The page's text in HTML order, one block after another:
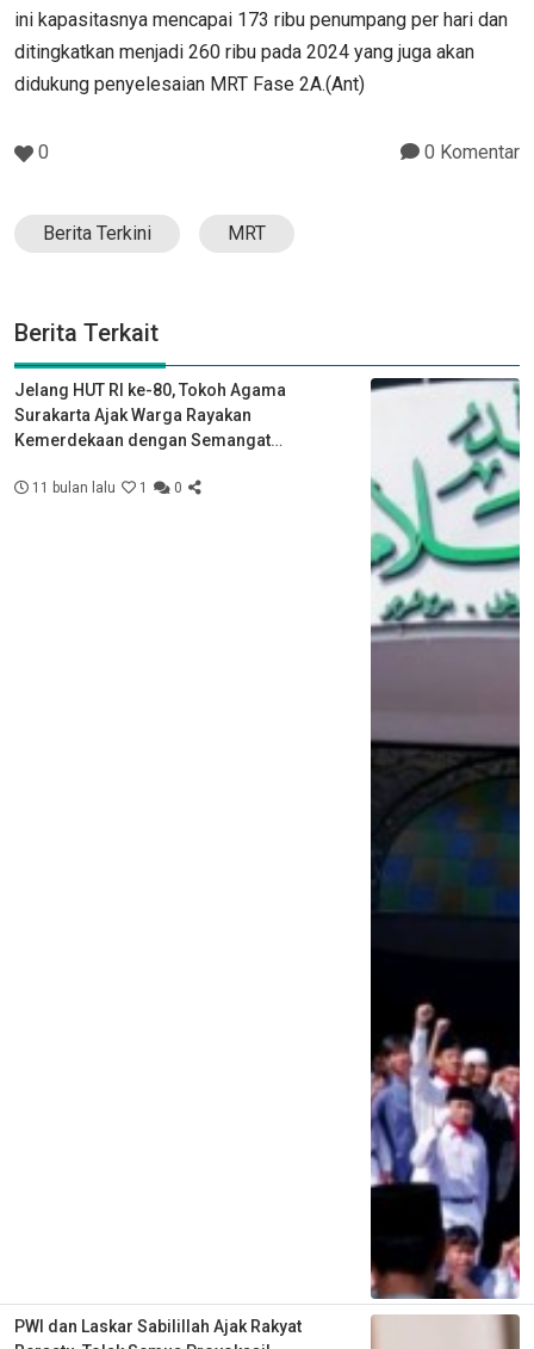
ini kapasitasnya mencapai 173 ribu penumpang per hari dan
ditingkatkan menjadi 260 ribu pada 2024 yang juga akan
didukung penyelesaian MRT Fase 2A.(Ant)
0 0 Komentar
Berita Terkini MRT
Berita Terkait
Jelang HUT RI ke-80, Tokoh Agama
Surakarta Ajak Warga Rayakan
Kemerdekaan dengan Semangat
11 bulan lalu 1 0
PWI dan Laskar Sabilillah Ajak Rakyat